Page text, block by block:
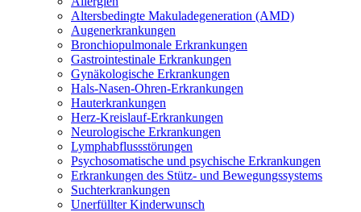
Altersbedingte Makuladegeneration (AMD)
Augenerkrankungen
Bronchiopulmonale Erkrankungen
Gastrointestinale Erkrankungen
Gynäkologische Erkrankungen
Hals-Nasen-Ohren-Erkrankungen
Hauterkrankungen
Herz-Kreislauf-Erkrankungen
Neurologische Erkrankungen
Lymphabflussstörungen
Psychosomatische und psychische Erkrankungen
Erkrankungen des Stütz- und Bewegungssystems
Suchterkrankungen
Unerfüllter Kinderwunsch